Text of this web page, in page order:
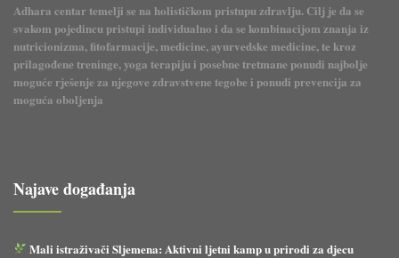
Adhara centar temelji se na holističkom pristupu zdravlju. Cilj je da se
svakom pojedincu pristupi individualno i da se kombinacijom znanja iz
nutricionizma, fitofarmacije, medicine, ayurvedske medicine, te kroz
prilagođene treninge, yoga terapiju i posebne tretmane ponudi najbolje
moguće rješenje za njegove zdravstvene tegobe i ponudi prevencija za
moguća oboljenja
Najave događanja
Mali istraživači Sljemena: Aktivni ljetni kamp u prirodi za djecu